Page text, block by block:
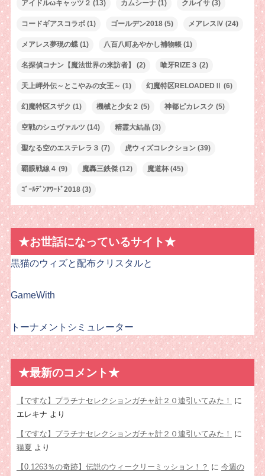
アイドルωキャッツ２ (13) カムシーナ(1) クルイサ(3)
コードギアスコラボ(1) ゴールデン2018(5) メアレスⅣ (24)
メアレス夢現の蝶(1) 八百八町あやかし補物帳(1)
名探偵コナン【魔法世界の来訪者】 (2) 喰牙RIZE３ (2)
天上岬外伝～とこやみの女王～ (1) 幻魔特区RELOADEDⅡ (6)
幻魔特区スザク (1) 機械と少女２ (5) 神都ピカレスク (5)
空戦のシュヴァルツ (14) 精霊大結晶(3)
聖なる空のエステレラ３ (7) 虎ウィズコレクション(39)
覇眼戦線４ (9) 魔轟三鉄傑(12) 魔道杯(45)
ｺﾞｰﾙﾃﾞﾝｱﾜｰﾄﾞ2018(3)
★お世話になっているサイト★
黒猫のウィズと配布クリスタルと
GameWith
トーナメントシミュレーター
★最新のコメント★
【ですな】プラチナセレクションガチャ計２０連引いてみた！
に
エレキナ より
【ですな】プラチナセレクションガチャ計２０連引いてみた！
に
猫夏 より
【0.1263％の奇跡】伝説のウィークリーミッション！？ に 今週の